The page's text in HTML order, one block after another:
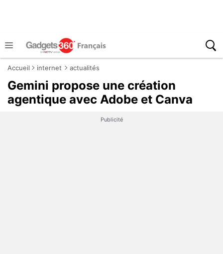
Accueil internet actualités
Gemini propose une création
agentique avec Adobe et Canva
Publicité